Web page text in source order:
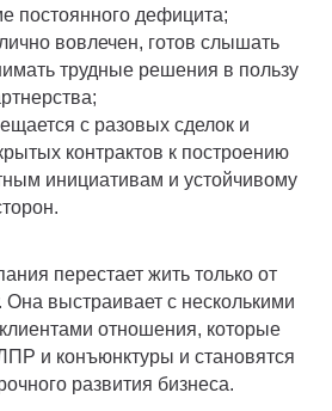
постоянного дефицита;
вовлечен, готов слышать
трудные решения в пользу
с разовых сделок и
контрактов к построению
инициативам и устойчивому
перестает жить только от
Она выстраивает с несколькими
отношения, которые
и конъюнктуры и становятся
развития бизнеса.